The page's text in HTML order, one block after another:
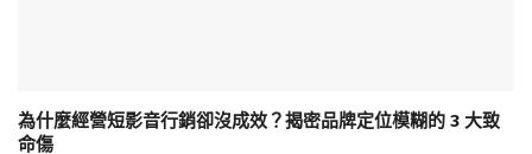
為什麼經營短影音行銷卻沒成效？揭密品牌定位模糊的 3 大致
命傷